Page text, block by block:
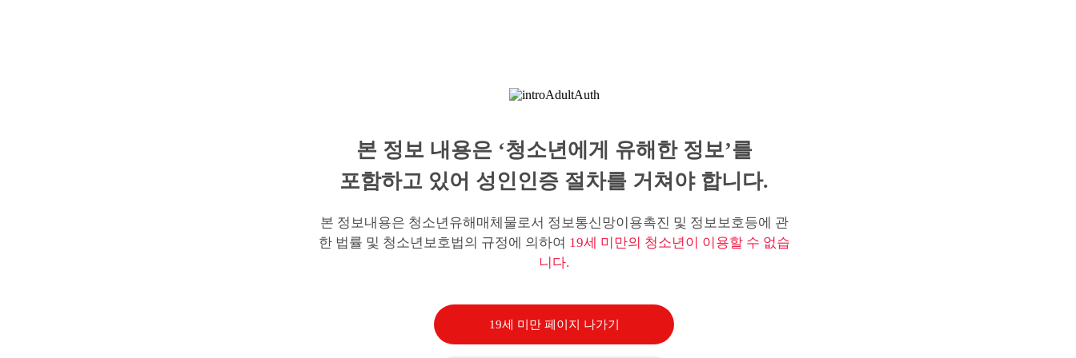
본 정보 내용은 ‘청소년에게 유해한 정보’를
포함하고 있어 성인인증 절차를 거쳐야 합니다.
본 정보내용은 청소년유해매체물로서 정보통신망이용촉진 및 정보보호등에 관
한 법률 및 청소년보호법의 규정에 의하여 19세 미만의 청소년이 이용할 수 없습
니다.
19세 미만 페이지 나가기